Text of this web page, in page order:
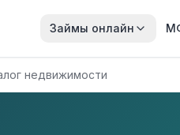
Займы онлайн
недвижимости